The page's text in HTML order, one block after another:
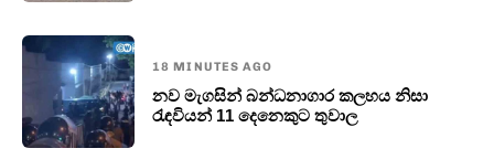
18 MINUTES AGO
නව මැගසින් බන්ධනාගාර කලහය නිසා
රැඳවියන් 11 දෙනෙකුට තුවාල